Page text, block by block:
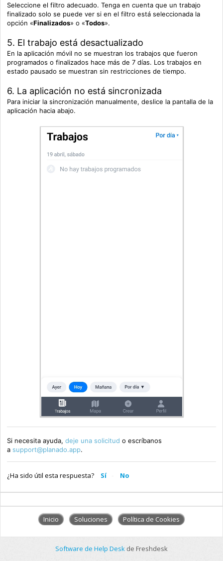
Seleccione el filtro adecuado. Tenga en cuenta que un trabajo
finalizado solo se puede ver si en el filtro está seleccionada la
opción «Finalizados» o «Todos».
5. El trabajo está desactualizado
En la aplicación móvil no se muestran los trabajos que fueron
programados o finalizados hace más de 7 días. Los trabajos en
estado pausado se muestran sin restricciones de tiempo.
6. La aplicación no está sincronizada
Para iniciar la sincronización manualmente, deslice la pantalla de la
aplicación hacia abajo.
Si necesita ayuda, deje una solicitud o escríbanos
a support@planado.app.
¿Ha sido útil esta respuesta? Sí No
Inicio Soluciones Política de Cookies
Software de Help Desk de Freshdesk